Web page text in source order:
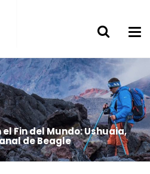
Fin del Mundo: Ushuaia,
de Beagle